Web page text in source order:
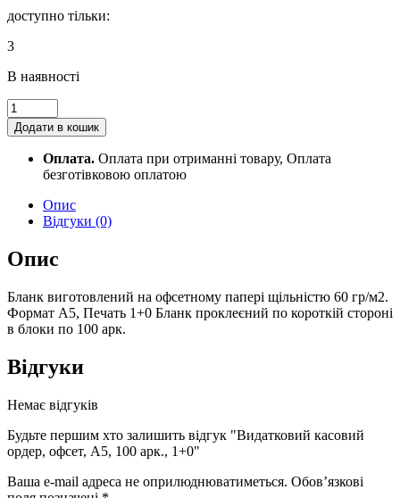
доступно тільки:
3
В наявності
Видатковий
касовий
ордер,
офсет,
арк.,
Додати в кошик
Оплата. Оплата при отриманні товару, Оплата
безготівковою оплатою
Опис
Відгуки (0)
Опис
Бланк виготовлений на офсетному папері щільністю 60 гр/м2.
Формат А5, Печать 1+0 Бланк проклеєний по короткій стороні
в блоки по 100 арк.
Відгуки
Немає відгуків
Будьте першим хто залишить відгук "Видатковий касовий
ордер, офсет, А5, 100 арк., 1+0"
Ваша e-mail адреса не оприлюднюватиметься. Обов’язкові